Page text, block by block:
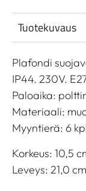
Tuotekuvaus
Plafondi
IP44. 230V.
Paloaika:
Materiaali:
Myyntierä: 6
Korkeus: 10,5
Leveys: 21,0 cm